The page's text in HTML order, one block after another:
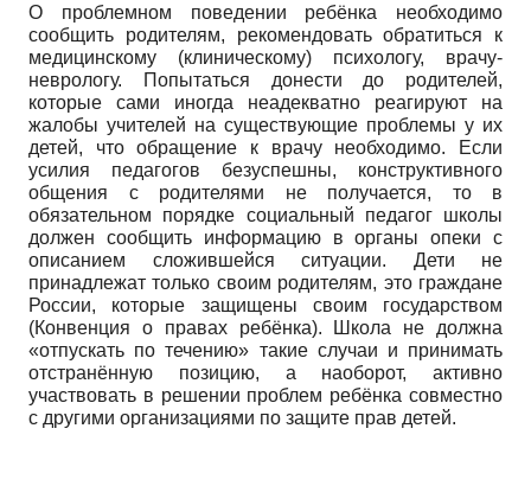
О проблемном поведении ребёнка необходимо
сообщить родителям, рекомендовать обратиться к
медицинскому (клиническому) психологу, врачу-
неврологу. Попытаться донести до родителей,
которые сами иногда неадекватно реагируют на
жалобы учителей на существующие проблемы у их
детей, что обращение к врачу необходимо. Если
усилия педагогов безуспешны, конструктивного
общения с родителями не получается, то в
обязательном порядке социальный педагог школы
должен сообщить информацию в органы опеки с
описанием сложившейся ситуации. Дети не
принадлежат только своим родителям, это граждане
России, которые защищены своим государством
(Конвенция о правах ребёнка). Школа не должна
«отпускать по течению» такие случаи и принимать
отстранённую позицию, а наоборот, активно
участвовать в решении проблем ребёнка совместно
с другими организациями по защите прав детей.